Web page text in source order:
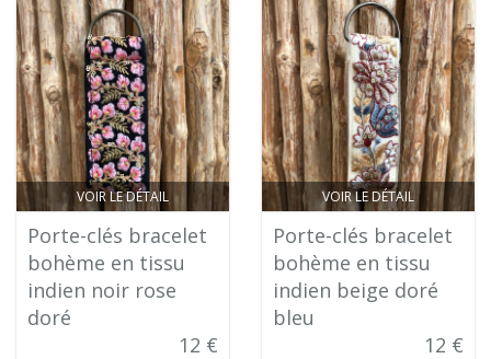
VOIR LE DÉTAIL
Porte-clés bracelet
bohème en tissu
indien noir rose
doré
12 €
VOIR LE DÉTAIL
Porte-clés bracelet
bohème en tissu
indien beige doré
bleu
12 €